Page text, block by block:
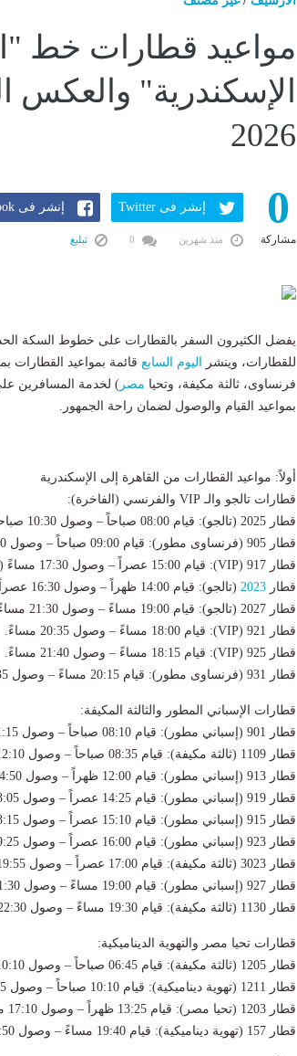
مواعيد قطارات خط
2026
0
مشاركة
إنشر فى Twitter إنشر فى Facebook
منذ شهرين تبليغ
يفضل الكثيرون السفر بالقطارات على خطوط السكة
للقطارات، وينشر
اليوم السابع
فرنساوى، ثالثة مكيفة، وتحيا مصر ) لخدمة المسافرين على
بمواعيد القيام والوصول لضمان راحة الجمهور.
أولاً: مواعيد القطارات من القاهرة إلى الإسكندرية
قطارات تالجو والـ VIP والفرنسي (الفاخرة):
قطار 2025 (تالجو): قيام 08:00 صباحاً – وصول 10:30 صباحاً.
قطار 905 (فرنساوى مطور): قيام 09:00 صباحاً – وصول 11:30 صباحاً (مباشر).
قطار 917 (VIP): قيام 15:00 عصراً – وصول 17:30 مساءً (مباشر).
قطار 2023 (تالجو): قيام 14:00 ظهراً – وصول 16:30 عصراً.
قطار 2027 (تالجو): قيام 19:00 مساءً – وصول 21:30 مساءً.
قطار 921 (VIP): قيام 18:00 مساءً – وصول 20:35 مساءً.
قطار 925 (VIP): قيام 18:15 مساءً – وصول 21:40 مساءً.
قطار 931 (فرنساوى مطور): قيام 20:15 مساءً – وصول 23:35 مساءً.
قطارات الإسباني المطور والثالثة المكيفة:
قطار 901 (إسباني مطور): قيام 08:10 صباحاً – وصول 11:15 صباحاً.
قطار 1109 (ثالثة مكيفة): قيام 08:35 صباحاً – وصول 12:10 ظهراً.
قطار 913 (إسباني مطور): قيام 12:00 ظهراً – وصول 14:50 عصراً.
قطار 919 (إسباني مطور): قيام 14:25 عصراً – وصول 18:05 مساءً.
قطار 915 (إسباني مطور): قيام 15:10 عصراً – وصول 18:15 مساءً.
قطار 923 (إسباني مطور): قيام 16:00 عصراً – وصول 19:25 مساءً.
قطار 3023 (ثالثة مكيفة): قيام 17:00 عصراً – وصول 19:55 مساءً.
قطار 927 (إسباني مطور): قيام 19:00 مساءً – وصول 21:30 مساءً.
قطار 1130 (ثالثة مكيفة): قيام 19:30 مساءً – وصول 22:30 مساءً.
قطارات تحيا مصر والتهوية الديناميكية:
قطار 1205 (ثالثة مكيفة): قيام 06:45 صباحاً – وصول 10:10 صباحاً.
قطار 1211 (تهوية ديناميكية): قيام 10:10 صباحاً – وصول 13:25 ظهراً.
قطار 1203 (تحيا مصر): قيام 13:25 ظهراً – وصول 17:10 مساءً.
قطار 157 (تهوية ديناميكية): قيام 19:40 مساءً – وصول 22:50 مساءً.